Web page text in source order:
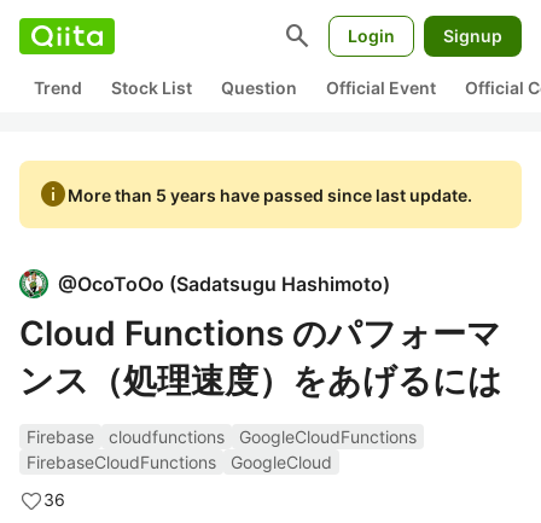
search Login Signup
Trend Stock List Question Official Event Official
infoMore than 5 years have passed since last update.
@OcoToOo (Sadatsugu Hashimoto)
Cloud Functions のパフォーマ
ンス（処理速度）をあげるには
Firebase cloudfunctions
GoogleCloudFunctions
FirebaseCloudFunctions
GoogleCloud
36